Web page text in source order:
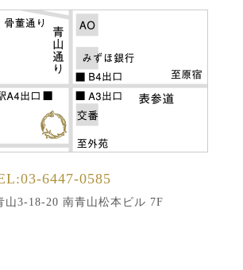
6447-0585
山3-18-20 南青山松本ビル 7F